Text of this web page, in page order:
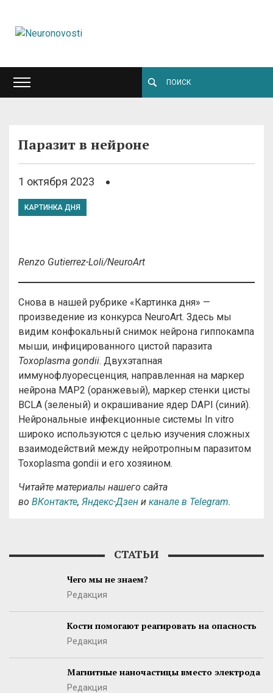
Паразит в нейроне
1 октября 2023
КАРТИНКА ДНЯ
Renzo Gutierrez-Loli/NeuroArt
Снова в нашей рубрике «Картинка дня» —
произведение из конкурса NeuroArt. Здесь мы
видим конфокальный снимок нейрона гиппокампа
мыши, инфицированного цистой паразита
Toxoplasma gondii. Двухэтапная
иммунофлуоресценция, направленная на маркер
нейрона MAP2 (оранжевый), маркер стенки цисты
BCLA (зеленый) и окрашивание ядер DAPI (синий).
Нейрональные инфекционные системы In vitro
широко используются с целью изучения сложных
взаимодействий между нейротропным паразитом
Toxoplasma gondii и его хозяином.
Читайте материалы нашего сайта
во ВКонтакте, Яндекс-Дзен и канале в Telegram.
СТАТЬИ
Чего мы не знаем?
Редакция
Кости помогают реагировать на опасность
Редакция
Магнитные наночастицы вместо электрода
Редакция